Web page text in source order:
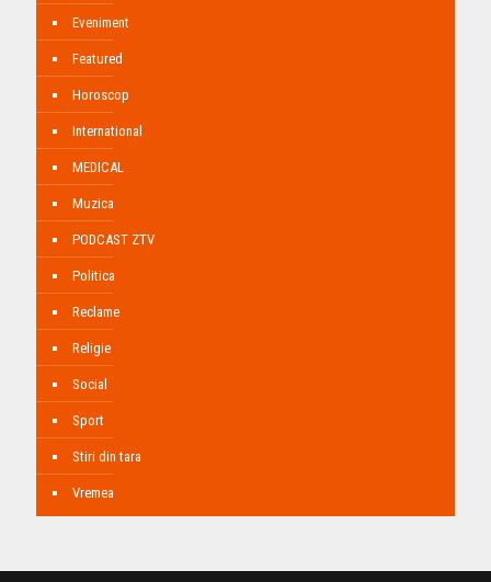
Eveniment
Featured
Horoscop
International
MEDICAL
Muzica
PODCAST ZTV
Politica
Reclame
Religie
Social
Sport
Stiri din tara
Vremea